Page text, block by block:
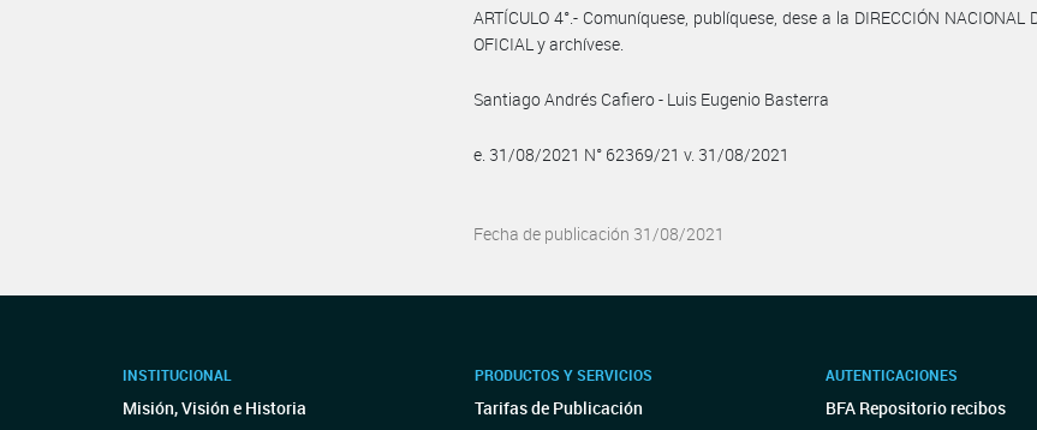
ARTÍCULO 4°.- Comuníquese, publíquese, dese a la DIRECCIÓN NACIONAL
OFICIAL y archívese.
Santiago Andrés Cafiero - Luis Eugenio Basterra
e. 31/08/2021 N° 62369/21 v. 31/08/2021
Fecha de publicación 31/08/2021
INSTITUCIONAL
Misión, Visión e Historia
PRODUCTOS Y SERVICIOS
Tarifas de Publicación
AUTENTICACIONES
BFA Repositorio recibos